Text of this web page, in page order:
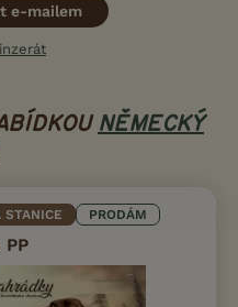
e-mailem
NĚMECKÝ
STANICE PRODÁM